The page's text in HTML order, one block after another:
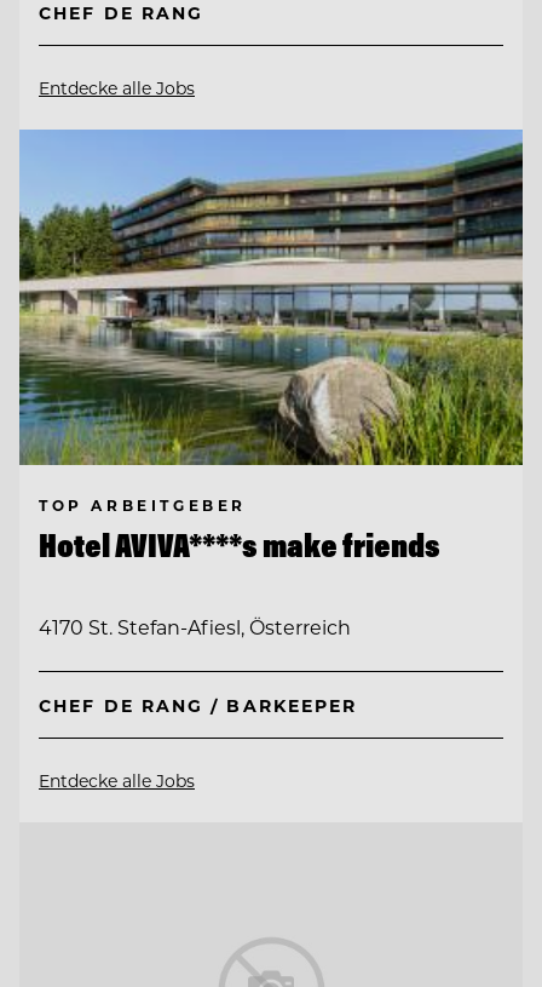
CHEF DE RANG
Entdecke alle Jobs
TOP ARBEITGEBER
Hotel AVIVA****s make friends
4170 St. Stefan-Afiesl, Österreich
CHEF DE RANG / BARKEEPER
Entdecke alle Jobs